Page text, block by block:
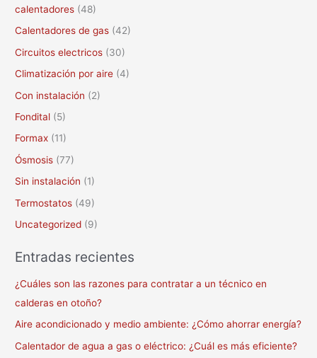
r
:
calentadores (48)
Calentadores de gas (42)
Circuitos electricos (30)
Climatización por aire (4)
Con instalación (2)
Fondital (5)
Formax (11)
Ósmosis (77)
Sin instalación (1)
Termostatos (49)
Uncategorized (9)
Entradas recientes
¿Cuáles son las razones para contratar a un técnico en
calderas en otoño?
Aire acondicionado y medio ambiente: ¿Cómo ahorrar energía?
Calentador de agua a gas o eléctrico: ¿Cuál es más eficiente?